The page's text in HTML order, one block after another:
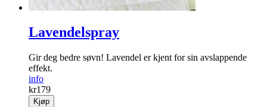
Lavendelspray
Gir deg bedre søvn! Lavendel er kjent for sin avslappende
effekt.
info
kr179
Kjøp